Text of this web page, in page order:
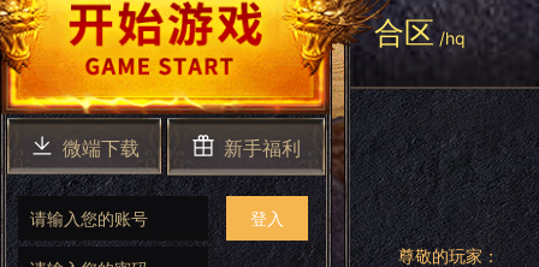
微端下载 新手福利
登入
合区 /hq
尊敬的玩家：